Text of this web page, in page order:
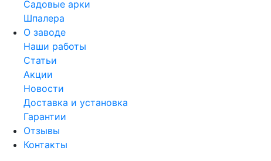
Садовые арки
Шпалера
О заводе
Наши работы
Статьи
Акции
Новости
Доставка и установка
Гарантии
Отзывы
Контакты